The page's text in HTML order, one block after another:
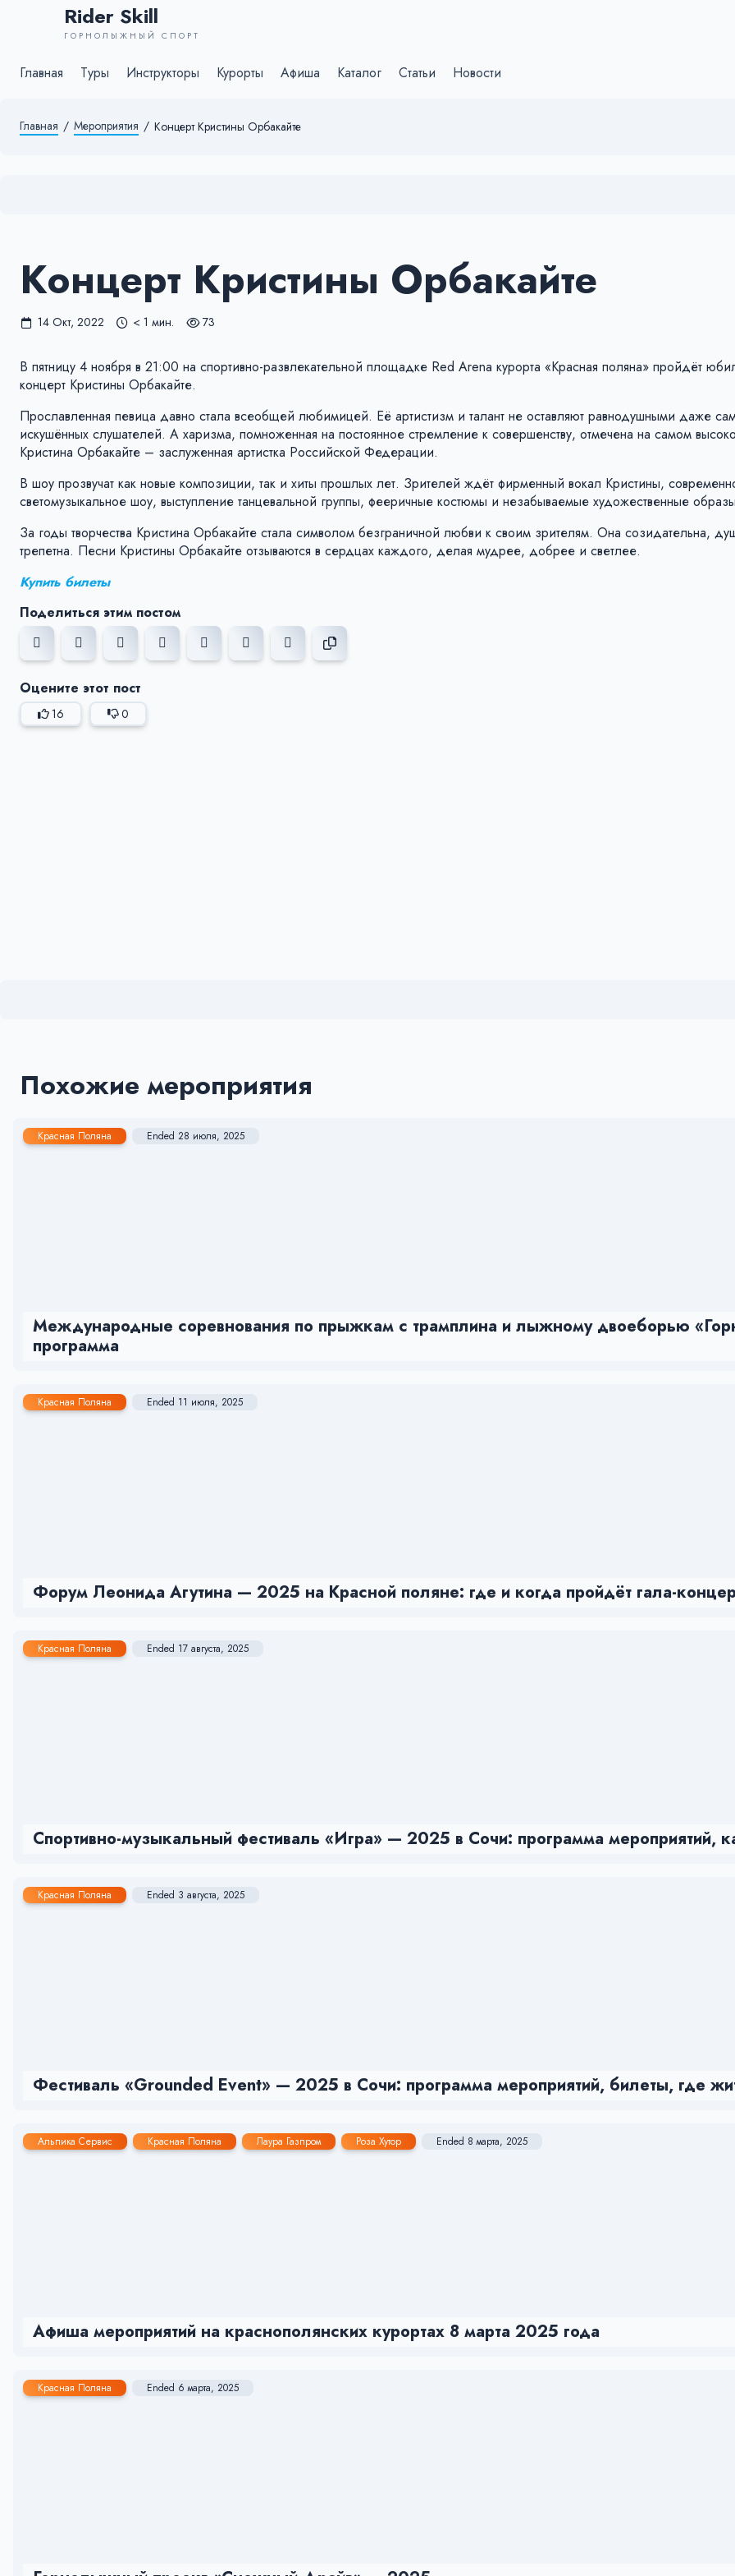
Rider Skill
ГОРНОЛЫЖНЫЙ СПОРТ
Главная Туры Инструкторы Курорты Афиша Каталог Статьи Новости
Главная / Мероприятия / Концерт Кристины Орбакайте
Концерт Кристины Орбакайте
14 Окт, 2022 < 1 мин. 73
В пятницу 4 ноября в 21:00 на спортивно-развлекательной площадке Red Arena курорта «Красная поляна» пройдёт
концерт Кристины Орбакайте.
Прославленная певица давно стала всеобщей любимицей. Её артистизм и талант не оставляют равнодушными даже
искушённых слушателей. А харизма, помноженная на постоянное стремление к совершенству, отмечена на самом
Кристина Орбакайте – заслуженная артистка Российской Федерации.
В шоу прозвучат как новые композиции, так и хиты прошлых лет. Зрителей ждёт фирменный вокал Кристины,
светомузыкальное шоу, выступление танцевальной группы, фееричные костюмы и незабываемые художественные
За годы творчества Кристина Орбакайте стала символом безграничной любви к своим зрителям. Она созидательна,
трепетна. Песни Кристины Орбакайте отзываются в сердцах каждого, делая мудрее, добрее и светлее.
Купить билеты
Поделиться этим постом
Оцените этот пост
16 0
Похожие мероприятия
Красная Поляна Ended 28 июля, 2025
Международные соревнования по прыжкам с трамплина и лыжному двоеборью
программа
Красная Поляна Ended 11 июля, 2025
Форум Леонида Агутина — 2025 на Красной поляне: где и когда пройдёт гала-
Красная Поляна Ended 17 августа, 2025
Спортивно-музыкальный фестиваль «Игра» — 2025 в Сочи: программа мероприятий,
Красная Поляна Ended 3 августа, 2025
Фестиваль «Grounded Event» — 2025 в Сочи: программа мероприятий, билеты, где
Альпика Сервис Красная Поляна Лаура Газпром Роза Хутор Ended 8 марта, 2025
Афиша мероприятий на краснополянских курортах 8 марта 2025 года
Красная Поляна Ended 6 марта, 2025